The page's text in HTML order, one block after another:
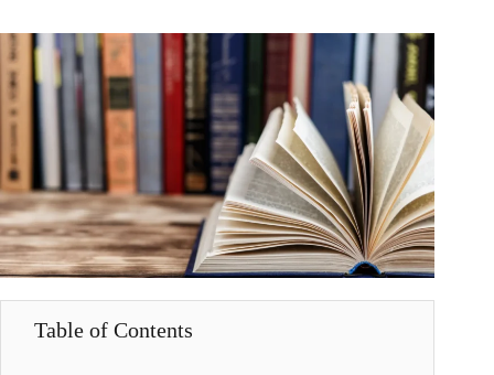
Table of Contents